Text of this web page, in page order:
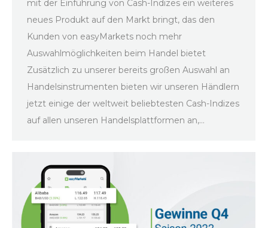
mit der Einführung von Cash-Indizes ein weiteres
neues Produkt auf den Markt bringt, das den
Kunden von easyMarkets noch mehr
Auswahlmöglichkeiten beim Handel bietet
Zusätzlich zu unserer bereits großen Auswahl an
Handelsinstrumenten bieten wir unseren Händlern
jetzt einige der weltweit beliebtesten Cash-Indizes
auf allen unseren Handelsplattformen an,…